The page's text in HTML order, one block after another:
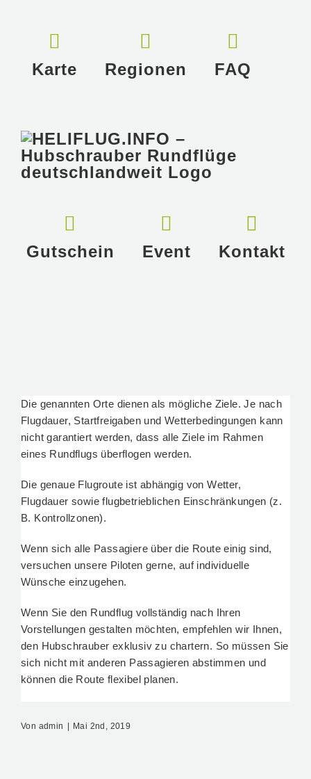
Karte Regionen FAQ
Gutschein Event Kontakt
Die genannten Orte dienen als mögliche Ziele. Je nach
Flugdauer, Startfreigaben und Wetterbedingungen kann
nicht garantiert werden, dass alle Ziele im Rahmen
eines Rundflugs überflogen werden.
Die genaue Flugroute ist abhängig von Wetter,
Flugdauer sowie flugbetrieblichen Einschränkungen (z.
B. Kontrollzonen).
Wenn sich alle Passagiere über die Route einig sind,
versuchen unsere Piloten gerne, auf individuelle
Wünsche einzugehen.
Wenn Sie den Rundflug vollständig nach Ihren
Vorstellungen gestalten möchten, empfehlen wir Ihnen,
den Hubschrauber exklusiv zu chartern. So müssen Sie
sich nicht mit anderen Passagieren abstimmen und
können die Route flexibel planen.
Von admin Mai 2nd, 2019